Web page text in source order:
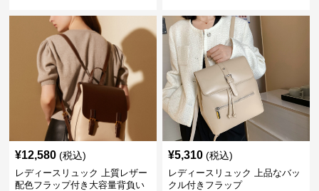
¥12,580 (税込)
レディースリュック 上質レザー
配色フラップ付き大容量背負い
¥5,310 (税込)
レディースリュック 上品なバッ
クル付きフラップ